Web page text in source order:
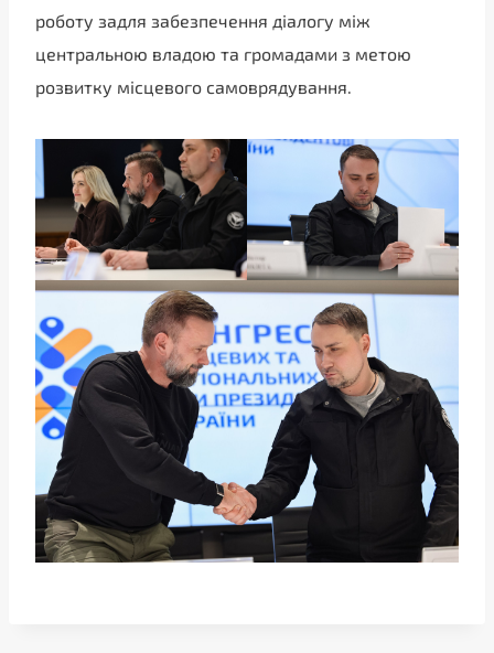
роботу задля забезпечення діалогу між
центральною владою та громадами з метою
розвитку місцевого самоврядування.